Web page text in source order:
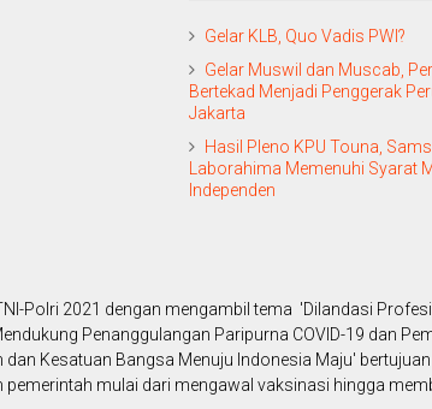
Gelar KLB, Quo Vadis PWI?
Gelar Muswil dan Muscab,
Bertekad Menjadi Penggerak
Jakarta
Hasil Pleno KPU Touna,
Laborahima Memenuhi Syarat
Independen
Polri 2021 dengan mengambil tema 'Dilandasi
Penanggulangan Paripurna COVID-19 dan
dan Kesatuan Bangsa Menuju Indonesia Maju'
pemerintah mulai dari mengawal vaksinasi hingga